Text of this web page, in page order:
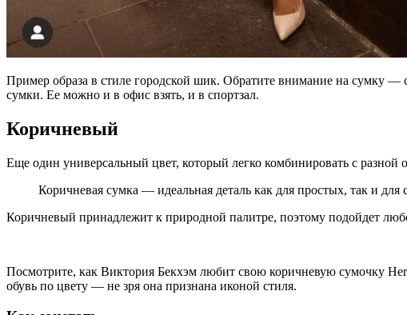
Пример образа в стиле городской шик. Обратите внимание на сумку —
сумки. Ее можно и в офис взять, и в спортзал.
Коричневый
Еще один универсальный цвет, который легко комбинировать с
Коричневая сумка — идеальная деталь как для простых, так и
Коричневый принадлежит к природной палитре, поэтому подойдет
Посмотрите, как Виктория Бекхэм любит свою коричневую сумочку
обувь по цвету — не зря она признана иконой стиля.